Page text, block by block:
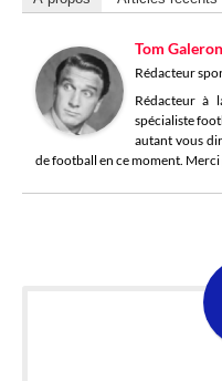
Tom Galeron
Rédacteur
Rédacteur à
spécialiste
autant vous
de football en ce moment.